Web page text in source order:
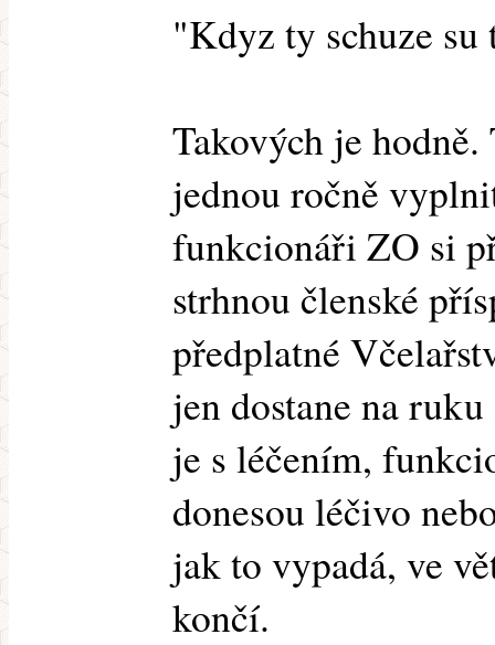
"Kdyz ty schuze su
Takových je hodně.
jednou ročně
funkcionáři ZO si
strhnou členské
předplatné
jen dostane na
je s léčením,
donesou léčivo
jak to vypadá, ve
končí.